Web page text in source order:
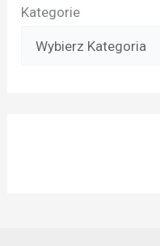
Kategorie